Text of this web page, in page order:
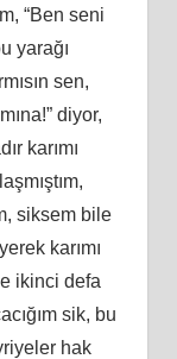
“Ben seni
yarağı
sen,
diyor,
karımı
siksem bile
karımı
ikinci defa
sik, bu
hak